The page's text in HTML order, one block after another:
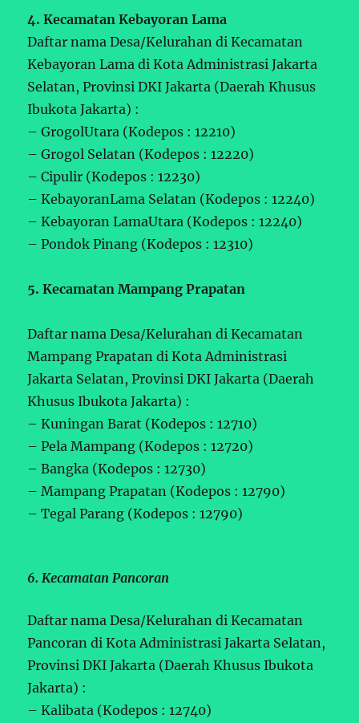
4. Kecamatan Kebayoran Lama
Daftar nama Desa/Kelurahan di Kecamatan
Kebayoran Lama di Kota Administrasi Jakarta
Selatan, Provinsi DKI Jakarta (Daerah Khusus
Ibukota Jakarta) :
– GrogolUtara (Kodepos : 12210)
– Grogol Selatan (Kodepos : 12220)
– Cipulir (Kodepos : 12230)
– KebayoranLama Selatan (Kodepos : 12240)
– Kebayoran LamaUtara (Kodepos : 12240)
– Pondok Pinang (Kodepos : 12310)
5. Kecamatan Mampang Prapatan
Daftar nama Desa/Kelurahan di Kecamatan
Mampang Prapatan di Kota Administrasi
Jakarta Selatan, Provinsi DKI Jakarta (Daerah
Khusus Ibukota Jakarta) :
– Kuningan Barat (Kodepos : 12710)
– Pela Mampang (Kodepos : 12720)
– Bangka (Kodepos : 12730)
– Mampang Prapatan (Kodepos : 12790)
– Tegal Parang (Kodepos : 12790)
6. Kecamatan Pancoran
Daftar nama Desa/Kelurahan di Kecamatan
Pancoran di Kota Administrasi Jakarta Selatan,
Provinsi DKI Jakarta (Daerah Khusus Ibukota
Jakarta) :
– Kalibata (Kodepos : 12740)